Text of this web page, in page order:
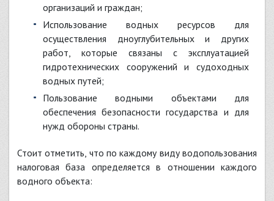
организаций и граждан;
использование водных ресурсов для
осуществления дноуглубительных и других
работ, которые связаны с эксплуатацией
гидротехнических сооружений и судоходных
водных путей;
пользование водными объектами для
обеспечения безопасности государства и для
нужд обороны страны.
Стоит отметить, что по каждому виду водопользования
налоговая база определяется в отношении каждого
водного объекта: